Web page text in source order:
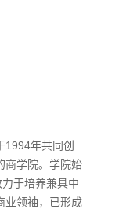
1994年共同创
商学院。学院始
于培养兼具中
业领袖，已形成